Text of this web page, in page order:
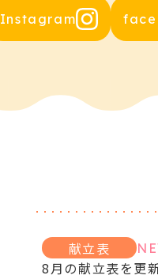
Instagram
献立表
8月の献立表を更